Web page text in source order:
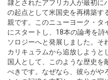
隷とされたアフリカ人が最初に
の起点として米国史を再構築す
親です。このニューヨーク・タ
にスタートし、18本の論考を
ソロジーへと発展しました。そ
カリキュラムから追放しようと
国人として、このような歴史を
べきです。なぜなら、彼らがや